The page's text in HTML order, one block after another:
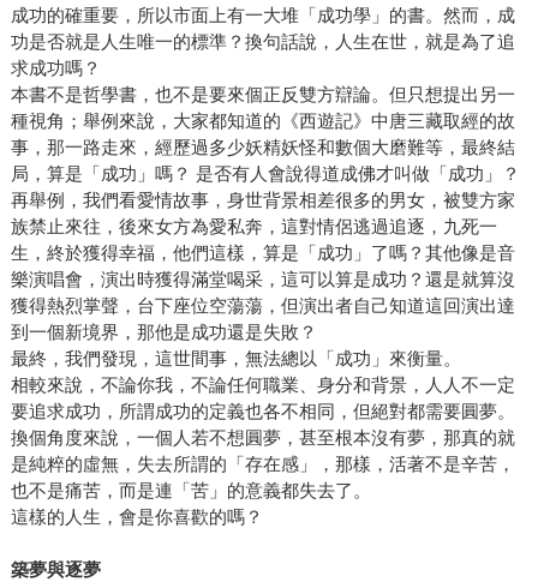
成功的確重要，所以市面上有一大堆「成功學」的書。然而，成
功是否就是人生唯一的標準？換句話說，人生在世，就是為了追
求成功嗎？
本書不是哲學書，也不是要來個正反雙方辯論。但只想提出另一
種視角；舉例來說，大家都知道的《西遊記》中唐三藏取經的故
事，那一路走來，經歷過多少妖精妖怪和數個大磨難等，最終結
局，算是「成功」嗎？ 是否有人會說得道成佛才叫做「成功」？
再舉例，我們看愛情故事，身世背景相差很多的男女，被雙方家
族禁止來往，後來女方為愛私奔，這對情侶逃過追逐，九死一
生，終於獲得幸福，他們這樣，算是「成功」了嗎？其他像是音
樂演唱會，演出時獲得滿堂喝采，這可以算是成功？還是就算沒
獲得熱烈掌聲，台下座位空蕩蕩，但演出者自己知道這回演出達
到一個新境界，那他是成功還是失敗？
最終，我們發現，這世間事，無法總以「成功」來衡量。
相較來說，不論你我，不論任何職業、身分和背景，人人不一定
要追求成功，所謂成功的定義也各不相同，但絕對都需要圓夢。
換個角度來說，一個人若不想圓夢，甚至根本沒有夢，那真的就
是純粹的虛無，失去所謂的「存在感」，那樣，活著不是辛苦，
也不是痛苦，而是連「苦」的意義都失去了。
這樣的人生，會是你喜歡的嗎？
築夢與逐夢